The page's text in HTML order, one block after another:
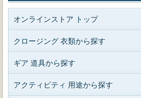
オンラインストア トップ
クロージング 衣類から探す
ギア 道具から探す
アクティビティ 用途から探す